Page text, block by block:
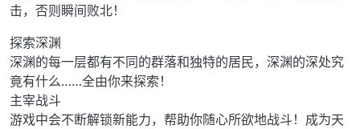
击，否则瞬间败北！
探索深渊
深渊的每一层都有不同的群落和独特的居民，深渊的深处究
竟有什么……全由你来探索！
主宰战斗
游戏中会不断解锁新能力，帮助你随心所欲地战斗！成为天